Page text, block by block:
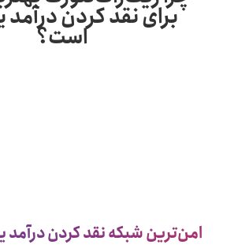
برای نقد کردن درآمد
است؟
امن‌ترین شبکه نقد کردن درآمد